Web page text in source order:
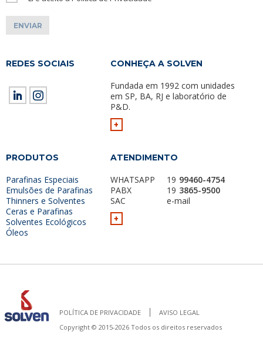
REDES SOCIAIS CONHEÇA A SOLVEN
Fundada em 1992 com unidades
em SP, BA, RJ e laboratório de
P&D.
+
PRODUTOS
Parafinas Especiais
Emulsões de Parafinas
Thinners e Solventes
Ceras e Parafinas
Solventes Ecológicos
Óleos
ATENDIMENTO
WHATSAPP
PABX
SAC
+
19 99460-4754
19 3865-9500
e-mail
POLÍTICA DE PRIVACIDADE
AVISO LEGAL
Copyright © 2015-2026 Todos os direitos reservados